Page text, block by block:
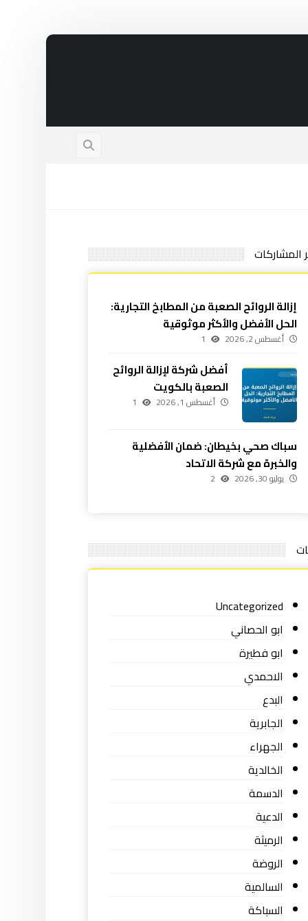
المشاركات
إزالة الروائح الصعبة من المطابخ التجارية:
الحل الأفضل والأكثر موثوقية
أغسطس 2, 2026 1
أفضل شركة لإزالة الروائح
الصعبة بالكويت
أغسطس 1, 2026 1
سباك صحي بخيطان: ضمان الأفضلية
والخبرة مع شركة الاتحاد
يوليو 30, 2026 2
Uncategorized
ابو الحصاني
ابو فطيرة
الاحمدي
البدع
الجابرية
الجهراء
الخالدية
الدسمة
الدعية
الرميثة
الروضة
السالمية
السباكة